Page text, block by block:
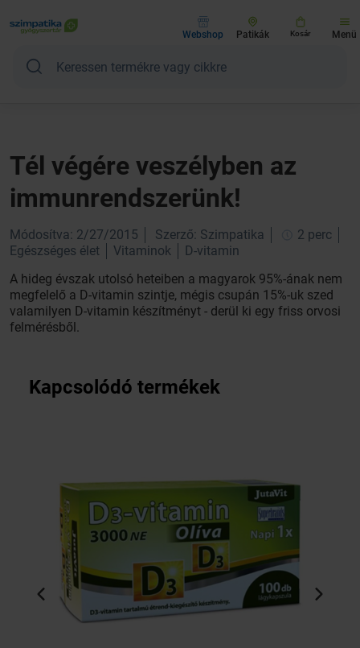
Webshop Patikák Kosár Menü
Tél végére veszélyben az
immunrendszerünk!
Módosítva: 2/27/2015 Szerző: Szimpatika
2 perc
Egészséges élet
Vitaminok
D-vitamin
A hideg évszak utolsó heteiben a magyarok 95%-ának nem
megfelelő a D-vitamin szintje, mégis csupán 15%-uk szed
valamilyen D-vitamin készítményt - derül ki egy friss orvosi
felmérésből.
Kapcsolódó termékek